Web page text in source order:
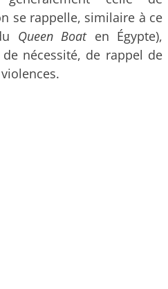
se rappelle, similaire à ce
Queen Boaten Égypte),
nécessité, de rappel de